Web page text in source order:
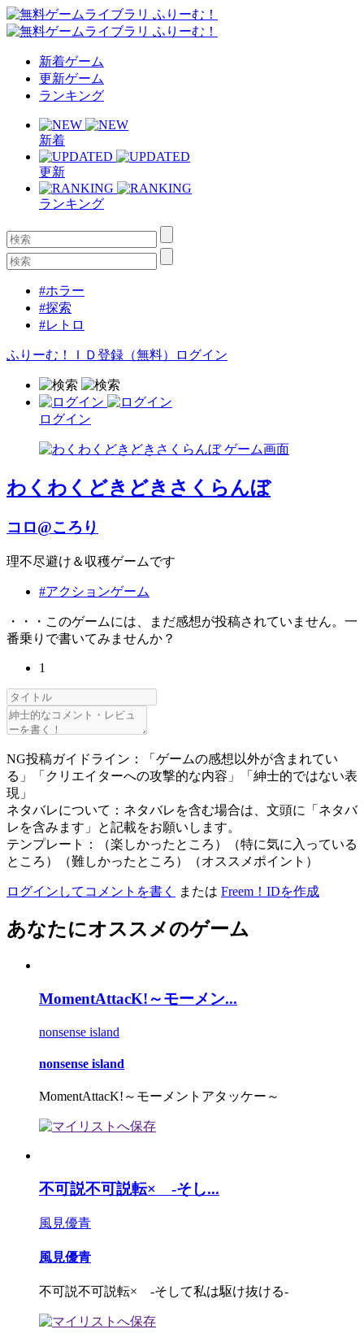
新着ゲーム
更新ゲーム
ランキング
新着
更新
ランキング
#ホラー
#探索
#レトロ
ふりーむ！ＩＤ登録（無料） ログイン
ログイン
わくわくどきどきさくらんぼ
コロ@ころり
理不尽避け＆収穫ゲームです
#アクションゲーム
・・・このゲームには、まだ感想が投稿されていません。一
番乗りで書いてみませんか？
1
NG投稿ガイドライン：「ゲームの感想以外が含まれてい
る」「クリエイターへの攻撃的な内容」「紳士的ではない表
現」
ネタバレについて：ネタバレを含む場合は、文頭に「ネタバ
レを含みます」と記載をお願いします。
テンプレート：（楽しかったところ）（特に気に入っている
ところ）（難しかったところ）（オススメポイント）
ログインしてコメントを書く または Freem！IDを作成
あなたにオススメのゲーム
MomentAttacK!～モーメン...
nonsense island
nonsense island
MomentAttacK!～モーメントアタッケー～
不可説不可説転× -そし...
風見優青
風見優青
不可説不可説転× -そして私は駆け抜ける-